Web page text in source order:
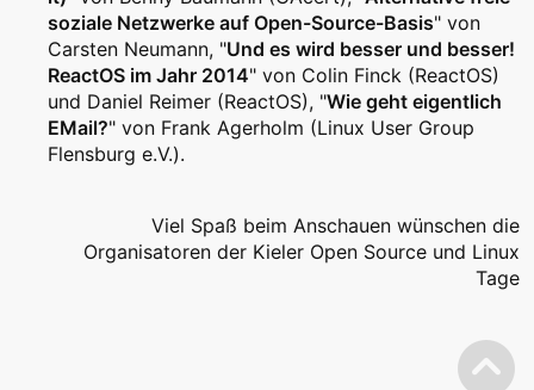
soziale Netzwerke auf Open-Source-Basis" von
Carsten Neumann, "Und es wird besser und besser!
ReactOS im Jahr 2014" von Colin Finck (ReactOS)
und Daniel Reimer (ReactOS), "Wie geht eigentlich
EMail?" von Frank Agerholm (Linux User Group
Flensburg e.V.).
Viel Spaß beim Anschauen wünschen die
Organisatoren der Kieler Open Source und Linux
Tage